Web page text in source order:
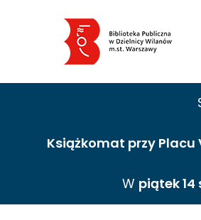
Książkomat przy Placu
W piątek